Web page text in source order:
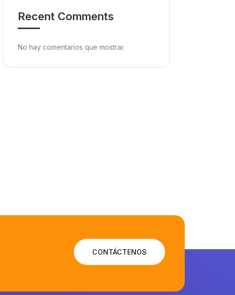
Recent Comments
No hay comentarios que mostrar.
CONTÁCTENOS